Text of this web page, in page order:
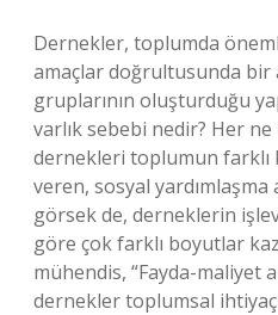
Dernekler, toplumda
amaçlar doğrultusunda bir
gruplarının oluşturduğu
varlık sebebi nedir? Her
dernekleri toplumun farklı
veren, sosyal
görsek de, derneklerin
göre çok farklı boyutlar
mühendis, “Fayda-maliyet
dernekler toplumsal